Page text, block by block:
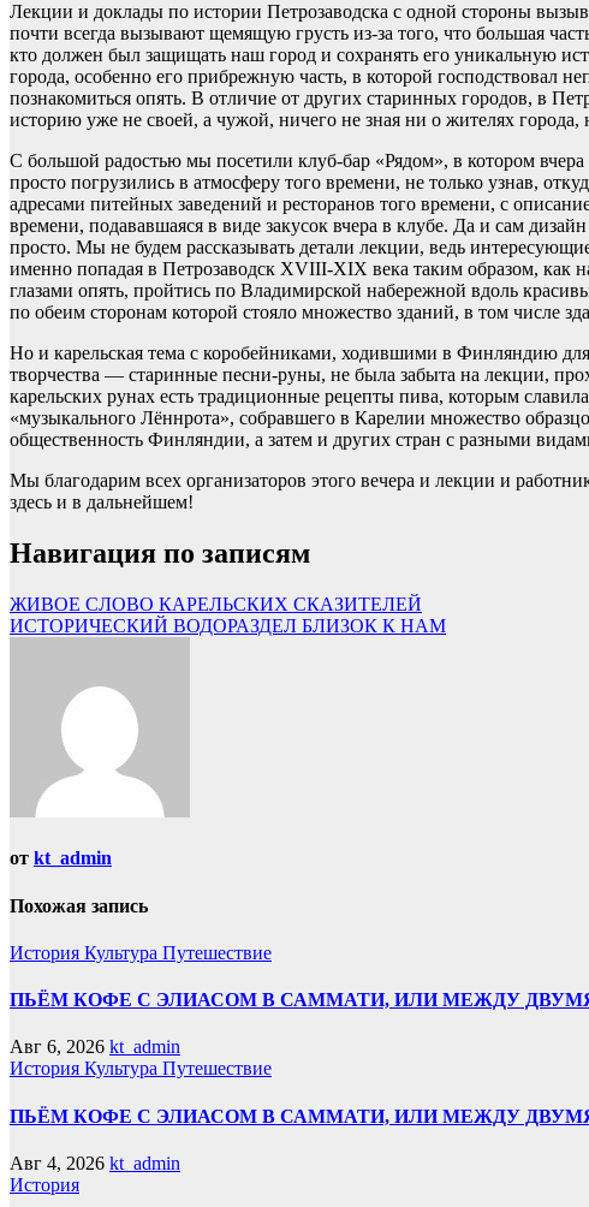
Лекции и доклады по истории Петрозаводска с одной стороны
почти всегда вызывают щемящую грусть из-за того, что большая
кто должен был защищать наш город и сохранять его уникальную
города, особенно его прибрежную часть, в которой господствовал
познакомиться опять. В отличие от других старинных городов, в
историю уже не своей, а чужой, ничего не зная ни о жителях города,
С большой радостью мы посетили клуб-бар «Рядом», в котором
просто погрузились в атмосферу того времени, не только узнав,
адресами питейных заведений и ресторанов того времени, с
времени, подававшаяся в виде закусок вчера в клубе. Да и сам
просто. Мы не будем рассказывать детали лекции, ведь
именно попадая в Петрозаводск XVIII-XIX века таким образом, как
глазами опять, пройтись по Владимирской набережной вдоль
по обеим сторонам которой стояло множество зданий, в том числе
Но и карельская тема с коробейниками, ходившими в Финляндию
творчества — старинные песни-руны, не была забыта на лекции,
карельских рунах есть традиционные рецепты пива, которым
«музыкального Лённрота», собравшего в Карелии множество
общественность Финляндии, а затем и других стран с разными
Мы благодарим всех организаторов этого вечера и лекции и
здесь и в дальнейшем!
Навигация по записям
ЖИВОЕ СЛОВО КАРЕЛЬСКИХ СКАЗИТЕЛЕЙ
ИСТОРИЧЕСКИЙ ВОДОРАЗДЕЛ БЛИЗОК К НАМ
от kt_admin
Похожая запись
История Культура Путешествие
ПЬЁМ КОФЕ С ЭЛИАСОМ В САММАТИ, ИЛИ МЕЖДУ
Авг 6, 2026 kt_admin
История Культура Путешествие
ПЬЁМ КОФЕ С ЭЛИАСОМ В САММАТИ, ИЛИ МЕЖДУ
Авг 4, 2026 kt_admin
История